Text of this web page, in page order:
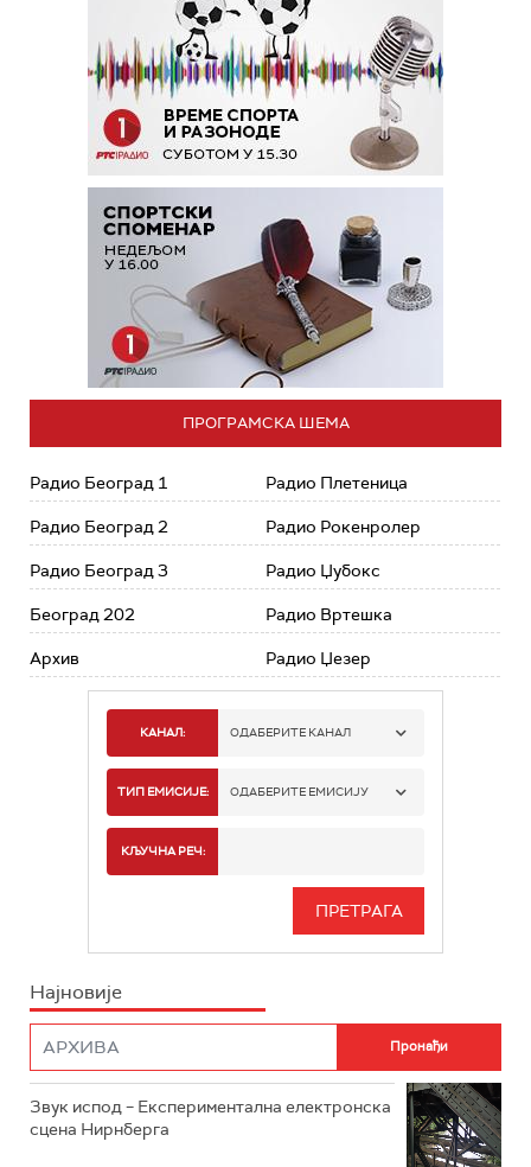
ПРОГРАМСКА ШЕМА
Радио Београд 1
Радио Београд 2
Радио Београд 3
Београд 202
Архив
Радио Плетеница
Радио Рокенролер
Радио Џубокс
Радио Вртешка
Радио Џезер
КАНАЛ: ОДАБЕРИТЕ КАНАЛ
РАДИО БЕОГРАД 1
РАДИО БЕОГРАД 3
РАДИО РОКЕНРОЛЕР
ТИП ЕМИСИЈЕ: ОДАБЕРИТЕ ЕМИСИЈУ
ИНФО
КЉУЧНА РЕЧ:
Најновије
Звук испод – Експериментална електронска
сцена Нирнберга